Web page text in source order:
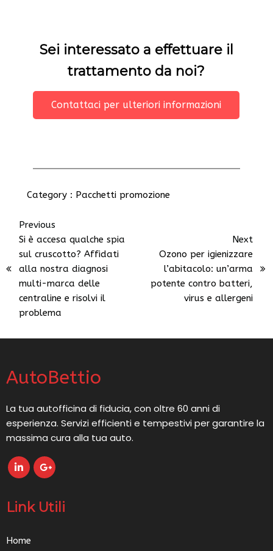
Sei interessato a effettuare il
trattamento da noi?
Contattaci per ulteriori informazioni
Category : Pacchetti promozione
Previous
Si è accesa qualche spia
sul cruscotto? Affidati
alla nostra diagnosi
multi-marca delle
centraline e risolvi il
problema
Next
Ozono per igienizzare
l’abitacolo: un’arma
potente contro batteri,
virus e allergeni
AutoBettio
La tua autofficina di fiducia, con oltre 60 anni di
esperienza. Servizi efficienti e tempestivi per garantire la
massima cura alla tua auto.
Link Utili
Home